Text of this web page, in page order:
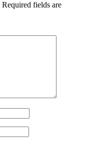
Required fields are